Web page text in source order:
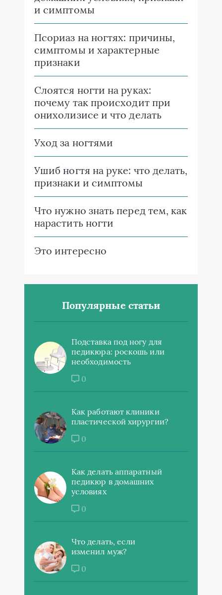
и симптомы
Псориаз на ногтях: причины,
симптомы и характерные
признаки
Слоятся ногти на руках:
почему так происходит при
онихолизисе и что делать
Уход за ногтями
Ушиб ногтя на руке: что делать,
признаки и симптомы
Что нужно знать перед тем, как
нарастить ногти
Это интересно
Популярные статьи
Подставка под ногу для
педикюра: роскошь или
необходимость
0
Как работают клиники
пластической хирургии?
0
Как делать аппаратный
педикюр в домашних
условиях
0
Что делать, если
изменил муж?
0